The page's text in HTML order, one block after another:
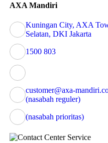
AXA Mandiri
Kuningan City, AXA
Selatan, DKI Jakarta
1500 803
customer@axa-
(nasabah reguler)
(nasabah prioritas)